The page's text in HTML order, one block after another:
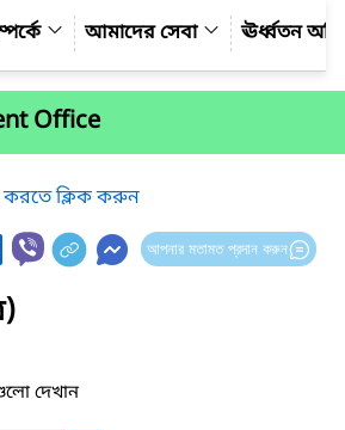
আমাদের সেবা ঊর্ধ্বতন
Office
করতে ক্লিক করুন
আপনার মতামত প্রদান করুন
দেখান